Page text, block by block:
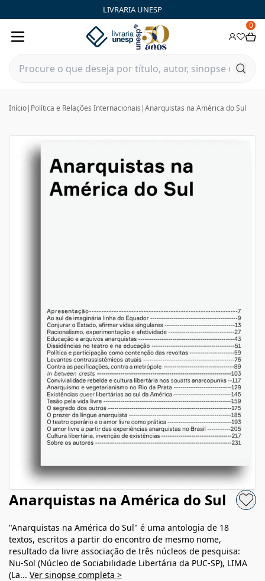
LIVRARIA UNESP
0
Início| Política e Relações Internacionais |Anarquistas na América do Sul
Anarquistas na América do Sul
"Anarquistas na América do Sul" é uma antologia de 18
textos, escritos a partir do encontro de mesmo nome,
resultado da livre associação de três núcleos de pesquisa:
Nu-Sol (Núcleo de Sociabilidade Libertária da PUC-SP), LIMA
(La... Ver sinopse completa >